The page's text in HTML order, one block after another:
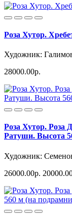
Роза Хутор.
Художник:
28000.00р.
Роза Хутор. Роза
Ратуши. Высота
Художник:
26000.00р.